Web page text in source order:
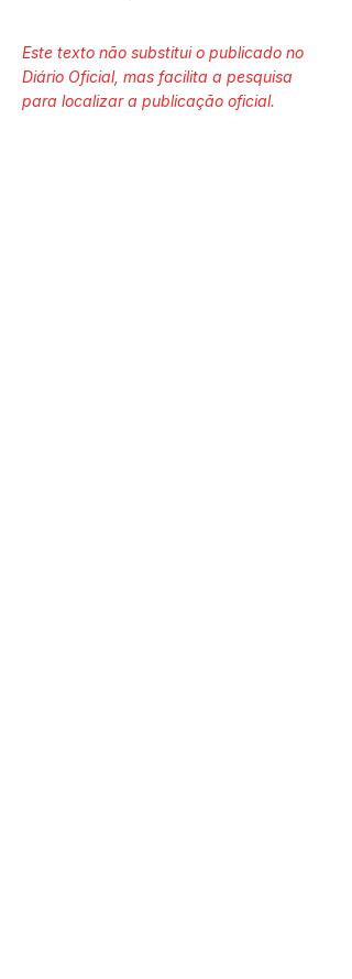
Este texto não substitui o publicado no
Diário Oficial, mas facilita a pesquisa
para localizar a publicação oficial.